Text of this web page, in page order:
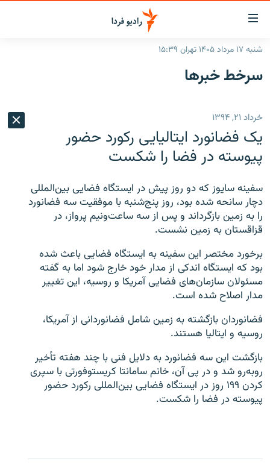
لینک‌های
قابلیت
دسترسی
بازگشت
اصلی
رفتن
صفحه
ایران
رادیو
انتخاب کنید و بشنوید
فرکانس‌ها
پادکست
گزارش‌های تصویری
گزارش‌های ویدئویی
زنان فردا
English
به ما بپیوندید
زبان‌های دیگر
شنبه ۱۷ مرداد ۱۴۰۵ تهران ۱۵:۳۹
سرخط‌ خبرها
خرداد ۲۱, ۱۳۹۴
یک فضانورد ایتالیایی رکورد حضور
پیوسته در فضا را شکست
سفینه سایوز که دو روز پیش در ایستگاه فضایی بین‌المللی
دچار سانحه شده بود، روز پنج‌شنبه با موفقیت سه فضانورد
را به زمین بازگرداند و پس از سه ساعت‌ونیم پرواز، در
قزاقستان به زمین نشست.
برخورد مختصر این سفینه به ایستگاه فضایی باعث شده
بود که ایستگاه اندکی از مدار خود خارج شود اما به گفته
مسئولان سازمان‌های فضایی آمریکا و روسیه، این تغییر
مدار اصلاح شده است.
فضانوردان بازگشته به زمین شامل فضانوردانی از آمریکا،
روسیه و ایتالیا هستند.
بازگشت این سه فضانورد به دلایل فنی با چند هفته تأخیر
روبه‌رو شد و در پی آن، خانم سامانتا کریستوفورتی با سپری
کردن ۱۹۹ روز در ایستگاه فضایی بین‌المللی رکورد حضور
پیوسته در فضا را شکست.